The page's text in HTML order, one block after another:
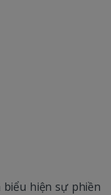
hiện sự phiền